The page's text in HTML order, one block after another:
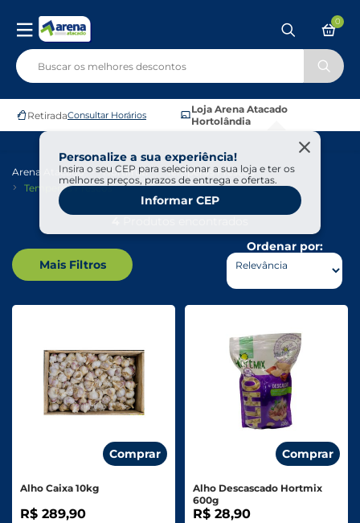
RetiradaConsultar Horários
Loja Arena Atacado
Hortolândia
Personalize a sua experiência!
Insira o seu CEP para selecionar a sua loja e ter os
melhores preços, prazos de entrega e ofertas.
Informar CEP
0
Arena Atacado Hortifruti
Temperos Frescos
Temperos Frescos
Mais Filtros
Ordenar por:
Comprar
Alho Caixa 10kg
R$ 289,90
Comprar
Alho Descascado Hortmix
600g
R$ 28,90